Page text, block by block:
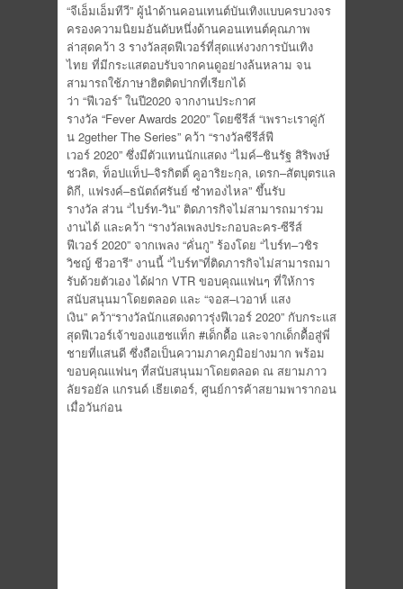
“จีเอ็มเอ็มทีวี” ผู้นำด้านคอนเทนต์บันเทิงแบบครบวงจร
ครองความนิยมอันดับหนึ่งด้านคอนเทนต์คุณภาพ
ล่าสุดคว้า 3 รางวัลสุดฟีเวอร์ที่สุดแห่งวงการบันเทิง
ไทย ที่มีกระแสตอบรับจากคนดูอย่างล้นหลาม จน
สามารถใช้ภาษาฮิตติดปากที่เรียกได้
ว่า “ฟีเวอร์” ในปี2020 จากงานประกาศ
รางวัล “FeverAwards 2020” โดยซีรีส์ “เพราะเราคู่กั
น 2gether The Series” คว้า “รางวัลซีรีส์ฟี
เวอร์ 2020” ซึ่งมีตัวแทนนักแสดง “ไมค์–ชินรัฐ สิริพงษ์
ชวลิต, ท็อปแท็ป–จิรกิตติ์ คูอาริยะกุล, เดรก–สัตบุตรแล
ดิกี, แฟรงค์–ธนัตถ์ศรันย์ ซำทองไหล” ขึ้นรับ
รางวัล ส่วน “ไบร์ท-วิน” ติดภารกิจไม่สามารถมาร่วม
งานได้ และคว้า “รางวัลเพลงประกอบละคร-ซีรีส์
ฟีเวอร์ 2020” จากเพลง “คั่นกู” ร้องโดย “ไบร์ท–วชิร
วิชญ์ ชีวอารี” งานนี้ “ไบร์ท”ที่ติดภารกิจไม่สามารถมา
รับด้วยตัวเอง ได้ฝาก VTR ขอบคุณแฟนๆ ที่ให้การ
สนับสนุนมาโดยตลอด และ “จอส–เวอาห์ แสง
เงิน” คว้า“รางวัลนักแสดงดาวรุ่งฟีเวอร์ 2020” กับกระแส
สุดฟีเวอร์เจ้าของแฮชแท็ก #เด็กดื้อ และจากเด็กดื้อสู่พี่
ชายที่แสนดี ซึ่งถือเป็นความภาคภูมิอย่างมาก พร้อม
ขอบคุณแฟนๆ ที่สนับสนุนมาโดยตลอด ณ สยามภาว
ลัยรอยัล แกรนด์ เธียเตอร์, ศูนย์การค้าสยามพารากอน
เมื่อวันก่อน